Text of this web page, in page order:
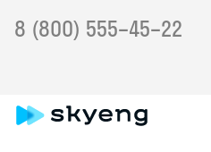
8 (800) 555–45–22